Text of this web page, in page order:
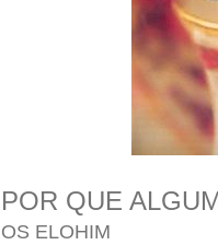
POR QUE
OS ELOHIM